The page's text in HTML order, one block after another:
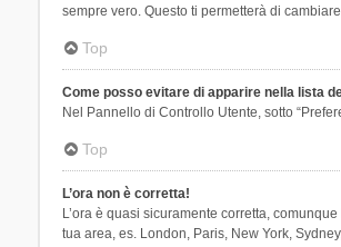
sempre vero. Questo ti permetterà di
Top
Come posso evitare di apparire nella lista
Nel Pannello di Controllo Utente, sotto
Top
L’ora non è corretta!
L’ora è quasi sicuramente corretta,
tua area, es. London, Paris, New York,